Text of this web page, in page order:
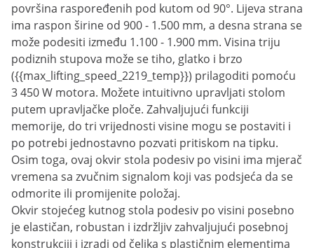
površina raspoređenih pod kutom od 90°. Lijeva strana
ima raspon širine od 900 - 1.500 mm, a desna strana se
može podesiti između 1.100 - 1.900 mm. Visina triju
podiznih stupova može se tiho, glatko i brzo
({{max_lifting_speed_2219_temp}}) prilagoditi pomoću
3 450 W motora. Možete intuitivno upravljati stolom
putem upravljačke ploče. Zahvaljujući funkciji
memorije, do tri vrijednosti visine mogu se postaviti i
po potrebi jednostavno pozvati pritiskom na tipku.
Osim toga, ovaj okvir stola podesiv po visini ima mjerač
vremena sa zvučnim signalom koji vas podsjeća da se
odmorite ili promijenite položaj.
Okvir stojećeg kutnog stola podesiv po visini posebno
je elastičan, robustan i izdržljiv zahvaljujući posebnoj
konstrukciji i izradi od čelika s plastičnim elementima